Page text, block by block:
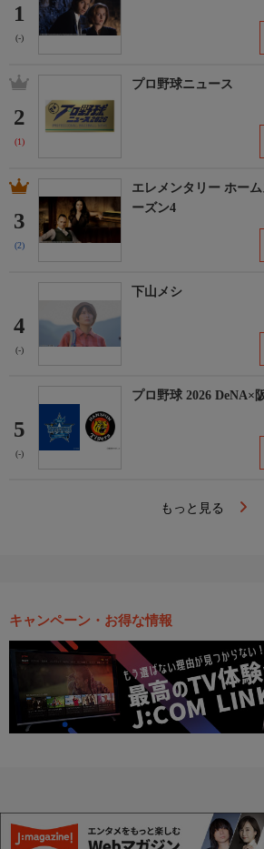
1
(-)
2
(1)
プロ野球ニュース
3
(2)
エレメンタリー ホー
ーズン4
4
(-)
下山メシ
5
(-)
プロ野球 2026 DeNA×
もっと見る
キャンペーン・お得な情報